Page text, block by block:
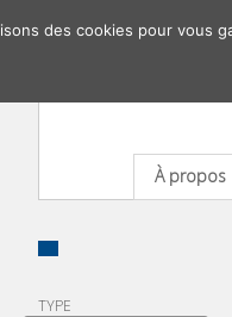
À propos
TYPE
des cookies pour vous